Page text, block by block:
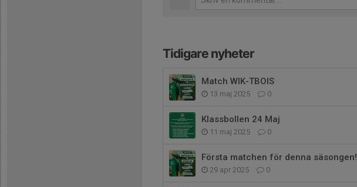
Tidigare nyheter
Match WIK-TBOIS
13 maj 2025 0
Klassbollen 24 Maj
11 maj 2025 0
Första matchen för denna säsongen!
29 apr 2025 0